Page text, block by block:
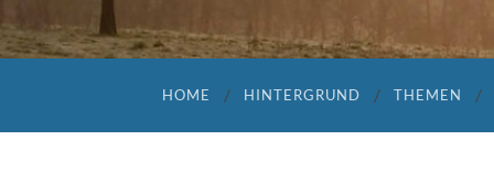
HOME HINTERGRUND THEMEN